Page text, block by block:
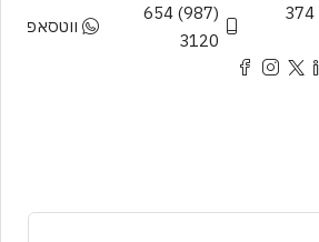
(987) 374
(987) 654
3120
ווטסאפ